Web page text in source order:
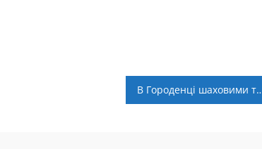
В Городенці шаховими турнірами